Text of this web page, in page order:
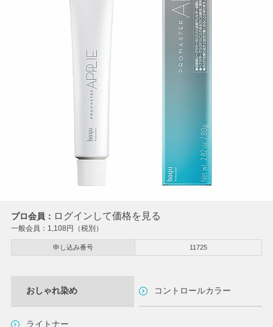
プロ会員： ログインして価格を見る
一般会員： 1,108円（税別）
申し込み番号 11725
おしゃれ染め コントロールカラー
ライトナー